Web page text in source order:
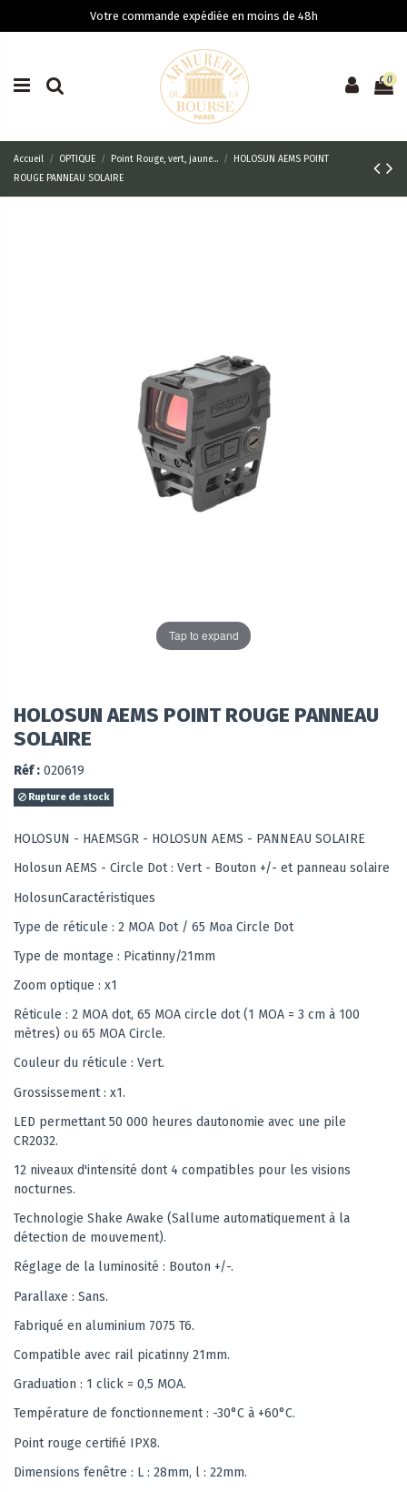
Votre commande expédiée en moins de 48h
0
Accueil OPTIQUE Point Rouge, vert, jaune...
HOLOSUN AEMS POINT
ROUGE PANNEAU SOLAIRE
Tap to expand
HOLOSUN AEMS POINT ROUGE PANNEAU
SOLAIRE
Réf : 020619
Rupture de stock
HOLOSUN - HAEMSGR - HOLOSUN AEMS - PANNEAU SOLAIRE
Holosun AEMS - Circle Dot : Vert - Bouton +/- et panneau solaire
HolosunCaractéristiques
Type de réticule : 2 MOA Dot / 65 Moa Circle Dot
Type de montage : Picatinny/21mm
Zoom optique : x1
Réticule : 2 MOA dot, 65 MOA circle dot (1 MOA = 3 cm à 100
mètres) ou 65 MOA Circle.
Couleur du réticule : Vert.
Grossissement : x1.
LED permettant 50 000 heures dautonomie avec une pile
CR2032.
12 niveaux d'intensité dont 4 compatibles pour les visions
nocturnes.
Technologie Shake Awake (Sallume automatiquement à la
détection de mouvement).
Réglage de la luminosité : Bouton +/-.
Parallaxe : Sans.
Fabriqué en aluminium 7075 T6.
Compatible avec rail picatinny 21mm.
Graduation : 1 click = 0,5 MOA.
Température de fonctionnement : -30°C à +60°C.
Point rouge certifié IPX8.
Dimensions fenêtre : L : 28mm, l : 22mm.